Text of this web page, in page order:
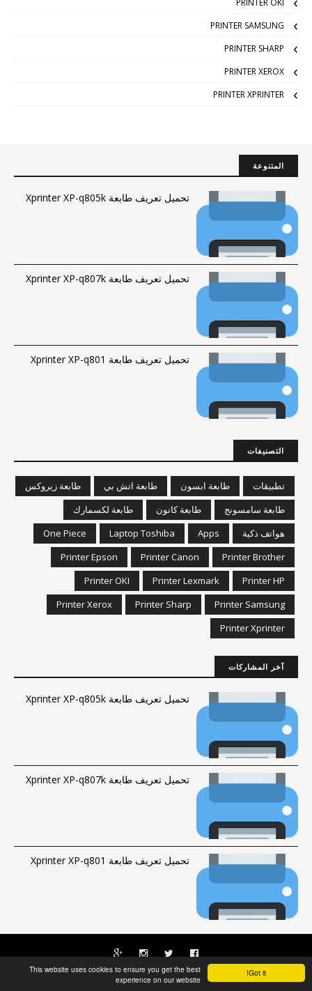
Got it!
This website uses cookies to ensure you get the best
experience on our website
PRINTER OKI
PRINTER SAMSUNG
PRINTER SHARP
PRINTER XEROX
PRINTER XPRINTER
المتنوعة
تحميل تعريف طابعة Xprinter XP-q805k
تحميل تعريف طابعة Xprinter XP-q807k
تحميل تعريف طابعة Xprinter XP-q801
التصنيفات
تطبيقات طابعة ابسون طابعة اتش بي
طابعة زيروكس
طابعة سامسونج
طابعة كانون
طابعة لكسمارك
هواتف ذكية
Apps
Laptop Toshiba
One Piece
Printer Brother
Printer Canon
Printer Epson
Printer HP
Printer Lexmark
Printer OKI
Printer Samsung
Printer Sharp
Printer Xerox
Printer Xprinter
آخر المشاركات
تحميل تعريف طابعة Xprinter XP-q805k
تحميل تعريف طابعة Xprinter XP-q807k
تحميل تعريف طابعة Xprinter XP-q801
الحقوق محفوظة © 2016-2023 | فهرس الموقع|راسلناFawrytech